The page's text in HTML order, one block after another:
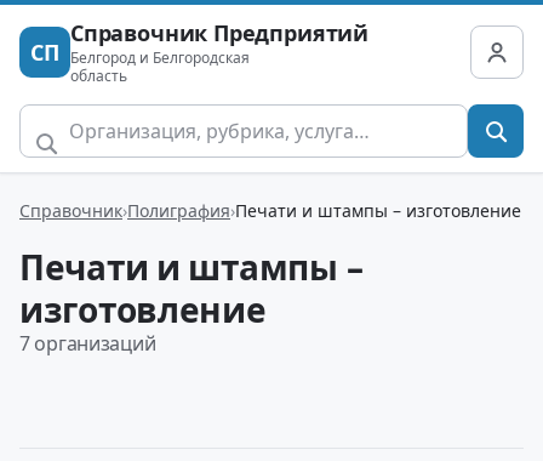
СП
Справочник Предприятий
Белгород и Белгородская
область
Справочник Полиграфия Печати и штампы – изготовление
Печати и штампы –
изготовление
7 организаций